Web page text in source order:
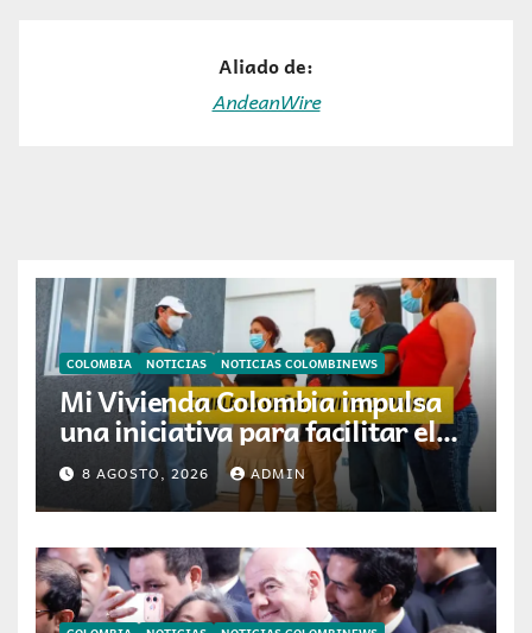
Aliado de:
AndeanWire
COLOMBIA NOTICIAS NOTICIAS COLOMBINEWS
Mi Vivienda Colombia impulsa
una iniciativa para facilitar el
acceso a la vivienda de familias
colombianas
8 AGOSTO, 2026 ADMIN